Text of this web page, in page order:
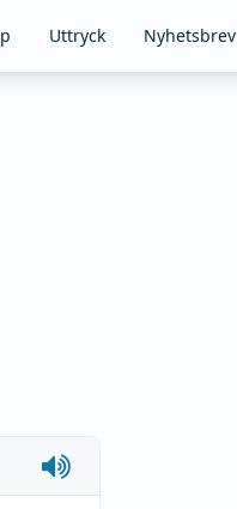
Uttryck Nyhetsbrev